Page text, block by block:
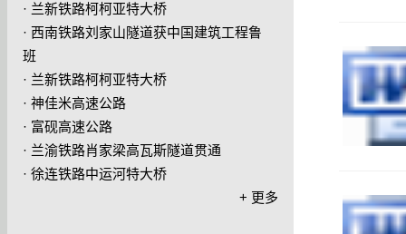
· 兰新铁路柯柯亚特大桥
· 西南铁路刘家山隧道获中国建筑工程鲁
班
· 兰新铁路柯柯亚特大桥
· 神佳米高速公路
· 富砚高速公路
· 兰渝铁路肖家梁高瓦斯隧道贯通
· 徐连铁路中运河特大桥
+ 更多